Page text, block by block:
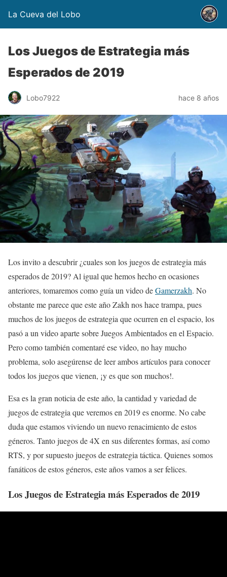
La Cueva del Lobo
Los Juegos de Estrategia más
Esperados de 2019
Lobo7922 hace 8 años
Los invito a descubrir ¿cuales son los juegos de estrategia más
esperados de 2019? Al igual que hemos hecho en ocasiones
anteriores, tomaremos como guía un video deGamerzakh. No
obstante me parece que este año Zakh nos hace trampa, pues
muchos de los juegos de estrategia que ocurren en el espacio, los
pasó a un video aparte sobre Juegos Ambientados en el Espacio.
Pero como también comentaré ese video, no hay mucho
problema, solo asegúrense de leer ambos artículos para conocer
todos los juegos que vienen, ¡y es que son muchos!.
Esa es la gran noticia de este año, la cantidad y variedad de
juegos de estrategia que veremos en 2019 es enorme. No cabe
duda que estamos viviendo un nuevo renacimiento de estos
géneros. Tanto juegos de 4X en sus diferentes formas, así como
RTS, y por supuesto juegos de estrategia táctica. Quienes somos
fanáticos de estos géneros, este años vamos a ser felices.
Los Juegos de Estrategia más Esperados de 2019